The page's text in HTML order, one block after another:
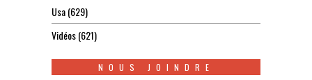
Usa(629)
Vidéos(621)
NOUS JOINDRE